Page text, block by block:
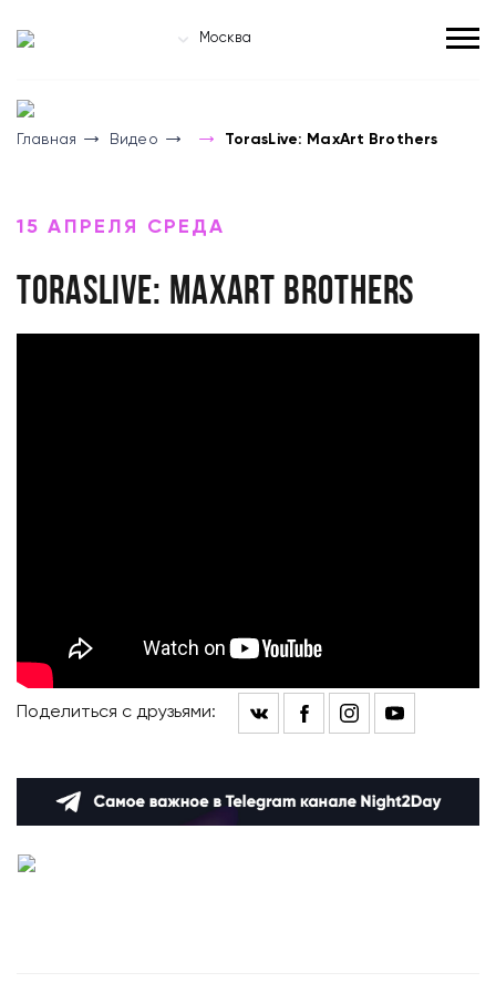
Москва
Главная Видео TorasLive: MaxArt Brothers
15 АПРЕЛЯ СРЕДА
TorasLive: MaxArt Brothers
Поделиться с друзьями: